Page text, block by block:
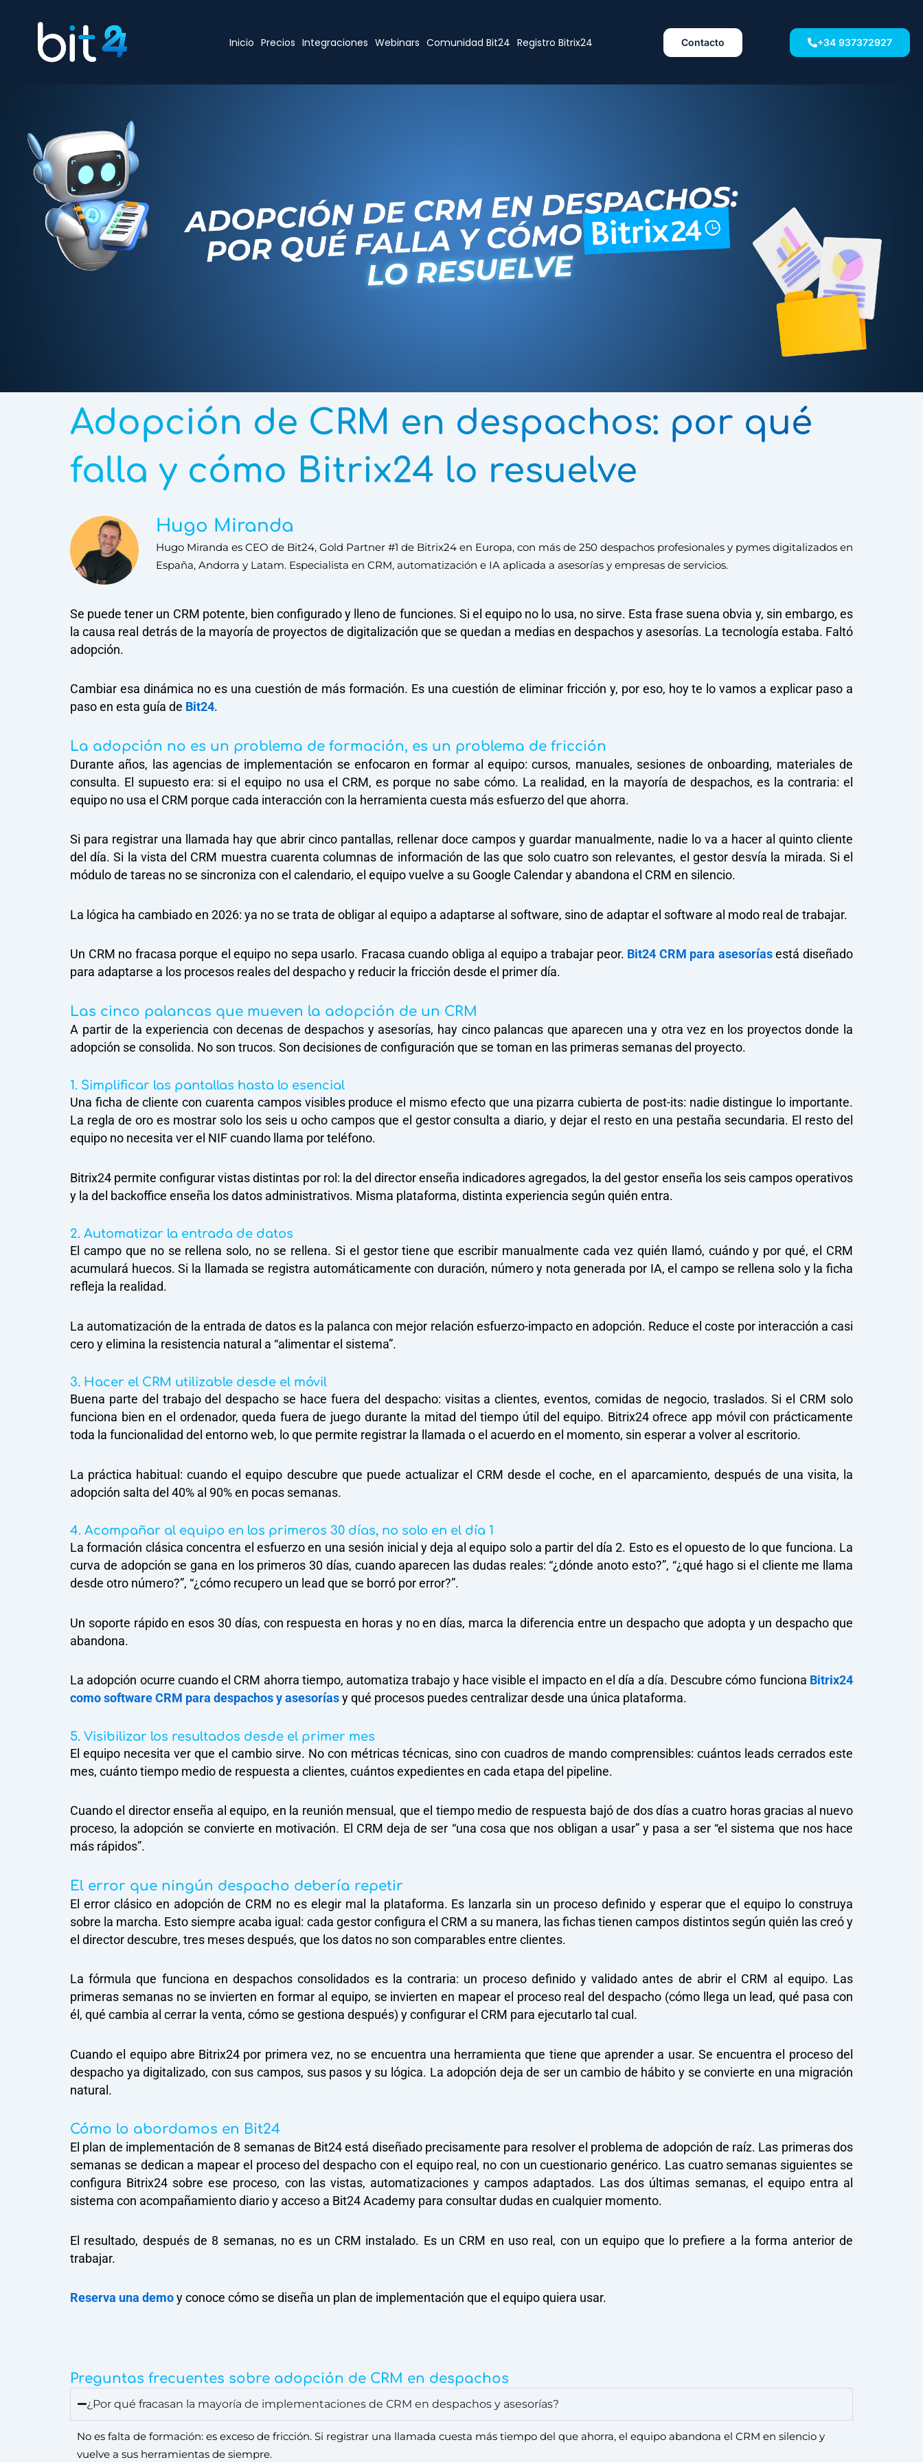
Inicio Precios Integraciones Webinars Comunidad Bit24 Registro Bitrix24 Contacto +34 937372927
Adopción de CRM en despachos: por qué
falla y cómo Bitrix24 lo resuelve
Hugo Miranda
Hugo Miranda es CEO de Bit24, Gold Partner #1 de Bitrix24 en Europa, con más de 250 despachos profesionales y pymes digitalizados en
España, Andorra y Latam. Especialista en CRM, automatización e IA aplicada a asesorías y empresas de servicios.
Se puede tener un CRM potente, bien configurado y lleno de funciones. Si el equipo no lo usa, no sirve. Esta frase suena obvia y, sin embargo, es
la causa real detrás de la mayoría de proyectos de digitalización que se quedan a medias en despachos y asesorías. La tecnología estaba. Faltó
adopción.
Cambiar esa dinámica no es una cuestión de más formación. Es una cuestión de eliminar fricción y, por eso, hoy te lo vamos a explicar paso a
paso en esta guía de Bit24.
La adopción no es un problema de formación, es un problema de fricción
Durante años, las agencias de implementación se enfocaron en formar al equipo: cursos, manuales, sesiones de onboarding, materiales de
consulta. El supuesto era: si el equipo no usa el CRM, es porque no sabe cómo. La realidad, en la mayoría de despachos, es la contraria: el
equipo no usa el CRM porque cada interacción con la herramienta cuesta más esfuerzo del que ahorra.
Si para registrar una llamada hay que abrir cinco pantallas, rellenar doce campos y guardar manualmente, nadie lo va a hacer al quinto cliente
del día. Si la vista del CRM muestra cuarenta columnas de información de las que solo cuatro son relevantes, el gestor desvía la mirada. Si el
módulo de tareas no se sincroniza con el calendario, el equipo vuelve a su Google Calendar y abandona el CRM en silencio.
La lógica ha cambiado en 2026: ya no se trata de obligar al equipo a adaptarse al software, sino de adaptar el software al modo real de trabajar.
Un CRM no fracasa porque el equipo no sepa usarlo. Fracasa cuando obliga al equipo a trabajar peor. Bit24 CRM para asesoríasestá diseñado
para adaptarse a los procesos reales del despacho y reducir la fricción desde el primer día.
Las cinco palancas que mueven la adopción de un CRM
A partir de la experiencia con decenas de despachos y asesorías, hay cinco palancas que aparecen una y otra vez en los proyectos donde la
adopción se consolida. No son trucos. Son decisiones de configuración que se toman en las primeras semanas del proyecto.
1. Simplificar las pantallas hasta lo esencial
Una ficha de cliente con cuarenta campos visibles produce el mismo efecto que una pizarra cubierta de post-its: nadie distingue lo importante.
La regla de oro es mostrar solo los seis u ocho campos que el gestor consulta a diario, y dejar el resto en una pestaña secundaria. El resto del
equipo no necesita ver el NIF cuando llama por teléfono.
Bitrix24 permite configurar vistas distintas por rol: la del director enseña indicadores agregados, la del gestor enseña los seis campos operativos
y la del backoffice enseña los datos administrativos. Misma plataforma, distinta experiencia según quién entra.
2. Automatizar la entrada de datos
El campo que no se rellena solo, no se rellena. Si el gestor tiene que escribir manualmente cada vez quién llamó, cuándo y por qué, el CRM
acumulará huecos. Si la llamada se registra automáticamente con duración, número y nota generada por IA, el campo se rellena solo y la ficha
refleja la realidad.
La automatización de la entrada de datos es la palanca con mejor relación esfuerzo-impacto en adopción. Reduce el coste por interacción a casi
cero y elimina la resistencia natural a “alimentar el sistema”.
3. Hacer el CRM utilizable desde el móvil
Buena parte del trabajo del despacho se hace fuera del despacho: visitas a clientes, eventos, comidas de negocio, traslados. Si el CRM solo
funciona bien en el ordenador, queda fuera de juego durante la mitad del tiempo útil del equipo. Bitrix24 ofrece app móvil con prácticamente
toda la funcionalidad del entorno web, lo que permite registrar la llamada o el acuerdo en el momento, sin esperar a volver al escritorio.
La práctica habitual: cuando el equipo descubre que puede actualizar el CRM desde el coche, en el aparcamiento, después de una visita, la
adopción salta del 40% al 90% en pocas semanas.
4. Acompañar al equipo en los primeros 30 días, no solo en el día 1
La formación clásica concentra el esfuerzo en una sesión inicial y deja al equipo solo a partir del día 2. Esto es el opuesto de lo que funciona. La
curva de adopción se gana en los primeros 30 días, cuando aparecen las dudas reales: “¿dónde anoto esto?”, “¿qué hago si el cliente me llama
desde otro número?”, “¿cómo recupero un lead que se borró por error?”.
Un soporte rápido en esos 30 días, con respuesta en horas y no en días, marca la diferencia entre un despacho que adopta y un despacho que
abandona.
La adopción ocurre cuando el CRM ahorra tiempo, automatiza trabajo y hace visible el impacto en el día a día. Descubre cómo funciona Bitrix24
como software CRM para despachos y asesoríasy qué procesos puedes centralizar desde una única plataforma.
5. Visibilizar los resultados desde el primer mes
El equipo necesita ver que el cambio sirve. No con métricas técnicas, sino con cuadros de mando comprensibles: cuántos leads cerrados este
mes, cuánto tiempo medio de respuesta a clientes, cuántos expedientes en cada etapa del pipeline.
Cuando el director enseña al equipo, en la reunión mensual, que el tiempo medio de respuesta bajó de dos días a cuatro horas gracias al nuevo
proceso, la adopción se convierte en motivación. El CRM deja de ser “una cosa que nos obligan a usar” y pasa a ser “el sistema que nos hace
más rápidos”.
El error que ningún despacho debería repetir
El error clásico en adopción de CRM no es elegir mal la plataforma. Es lanzarla sin un proceso definido y esperar que el equipo lo construya
sobre la marcha. Esto siempre acaba igual: cada gestor configura el CRM a su manera, las fichas tienen campos distintos según quién las creó y
el director descubre, tres meses después, que los datos no son comparables entre clientes.
La fórmula que funciona en despachos consolidados es la contraria: un proceso definido y validado antes de abrir el CRM al equipo. Las
primeras semanas no se invierten en formar al equipo, se invierten en mapear el proceso real del despacho (cómo llega un lead, qué pasa con
él, qué cambia al cerrar la venta, cómo se gestiona después) y configurar el CRM para ejecutarlo tal cual.
Cuando el equipo abre Bitrix24 por primera vez, no se encuentra una herramienta que tiene que aprender a usar. Se encuentra el proceso del
despacho ya digitalizado, con sus campos, sus pasos y su lógica. La adopción deja de ser un cambio de hábito y se convierte en una migración
natural.
Cómo lo abordamos en Bit24
El plan de implementación de 8 semanas de Bit24 está diseñado precisamente para resolver el problema de adopción de raíz. Las primeras dos
semanas se dedican a mapear el proceso del despacho con el equipo real, no con un cuestionario genérico. Las cuatro semanas siguientes se
configura Bitrix24 sobre ese proceso, con las vistas, automatizaciones y campos adaptados. Las dos últimas semanas, el equipo entra al
sistema con acompañamiento diario y acceso a Bit24 Academy para consultar dudas en cualquier momento.
El resultado, después de 8 semanas, no es un CRM instalado. Es un CRM en uso real, con un equipo que lo prefiere a la forma anterior de
trabajar.
Reserva una demoy conoce cómo se diseña un plan de implementación que el equipo quiera usar.
Preguntas frecuentes sobre adopción de CRM en despachos
¿Por qué fracasan la mayoría de implementaciones de CRM en despachos y asesorías?
No es falta de formación: es exceso de fricción. Si registrar una llamada cuesta más tiempo del que ahorra, el equipo abandona el CRM en silencio y
vuelve a sus herramientas de siempre.